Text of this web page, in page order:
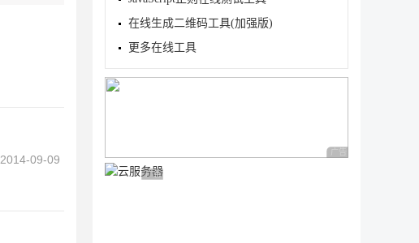
2014-09-09
在线生成二维码工具(加强版)
更多在线工具
广告 商业广告，理性
广告 商业广告，理性选择